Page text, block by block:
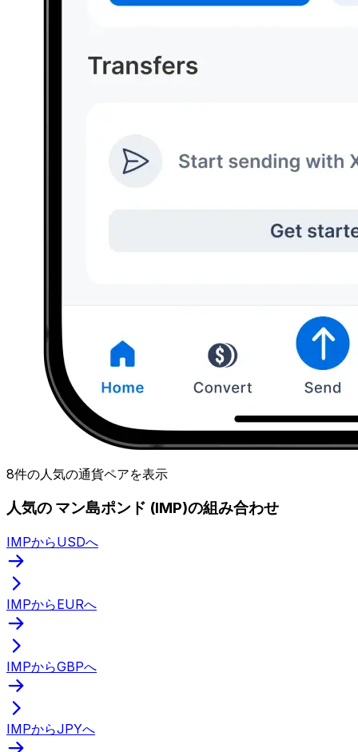
8件の人気の通貨ペアを表示
人気の マン島ポンド (IMP)の組み合わせ
IMPからUSDへ
IMPからEURへ
IMPからGBPへ
IMPからJPYへ